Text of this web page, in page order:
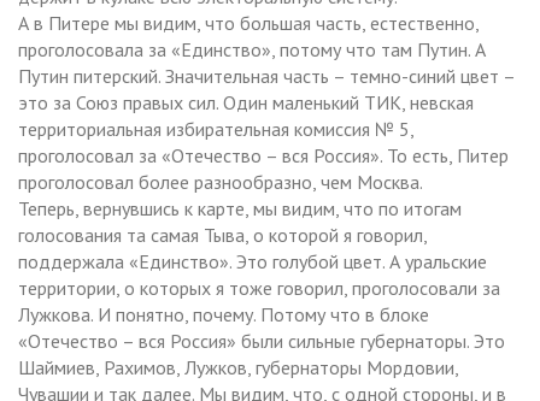
А в Питере мы видим, что большая часть, естественно,
проголосовала за «Единство», потому что там Путин. А
Путин питерский. Значительная часть – темно-синий цвет –
это за Союз правых сил. Один маленький ТИК, невская
территориальная избирательная комиссия № 5,
проголосовал за «Отечество – вся Россия». То есть, Питер
проголосовал более разнообразно, чем Москва.
Теперь, вернувшись к карте, мы видим, что по итогам
голосования та самая Тыва, о которой я говорил,
поддержала «Единство». Это голубой цвет. А уральские
территории, о которых я тоже говорил, проголосовали за
Лужкова. И понятно, почему. Потому что в блоке
«Отечество – вся Россия» были сильные губернаторы. Это
Шаймиев, Рахимов, Лужков, губернаторы Мордовии,
Чувашии и так далее. Мы видим, что, с одной стороны, и в